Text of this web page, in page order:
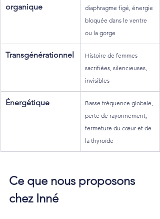
organique
diaphragme figé, énergie
bloquée dans le ventre
ou la gorge
Transgénérationnel
Histoire de femmes
sacrifiées, silencieuses,
invisibles
Énergétique
Basse fréquence globale,
perte de rayonnement,
fermeture du cœur et de
la thyroïde
Ce que nous proposons
chez Inné